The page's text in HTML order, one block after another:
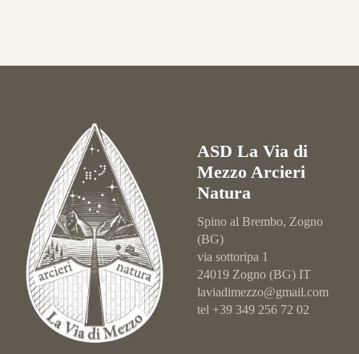
ASD La Via di
Mezzo Arcieri
Natura
Spino al Brembo, Zogno
(BG)
via sottoripa 1
24019 Zogno (BG) IT
laviadimezzo@gmail.com
tel +39 349 256 72 02